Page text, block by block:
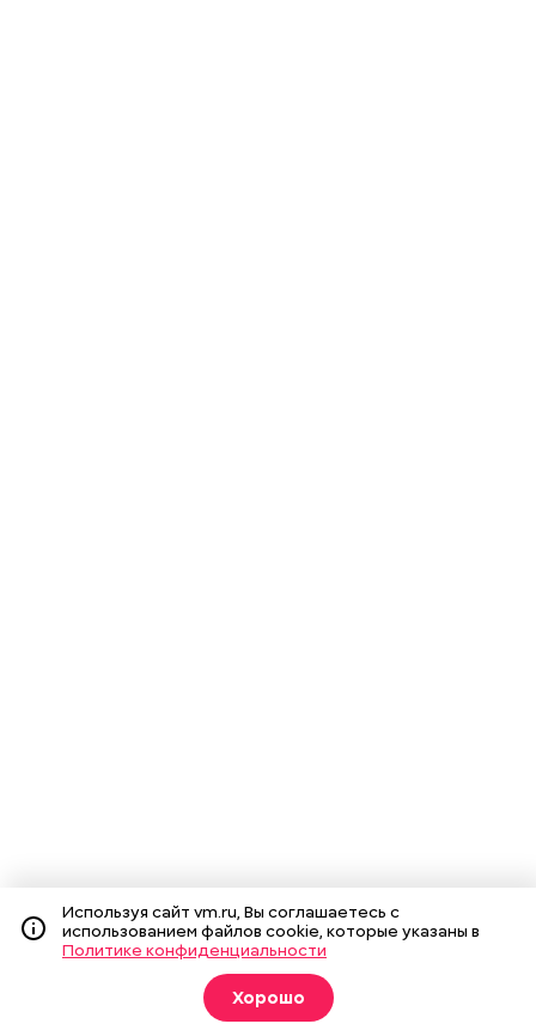
Используя сайт vm.ru, Вы соглашаетесь с
использованием файлов cookie, которые указаны в
Политике конфиденциальности
Хорошо